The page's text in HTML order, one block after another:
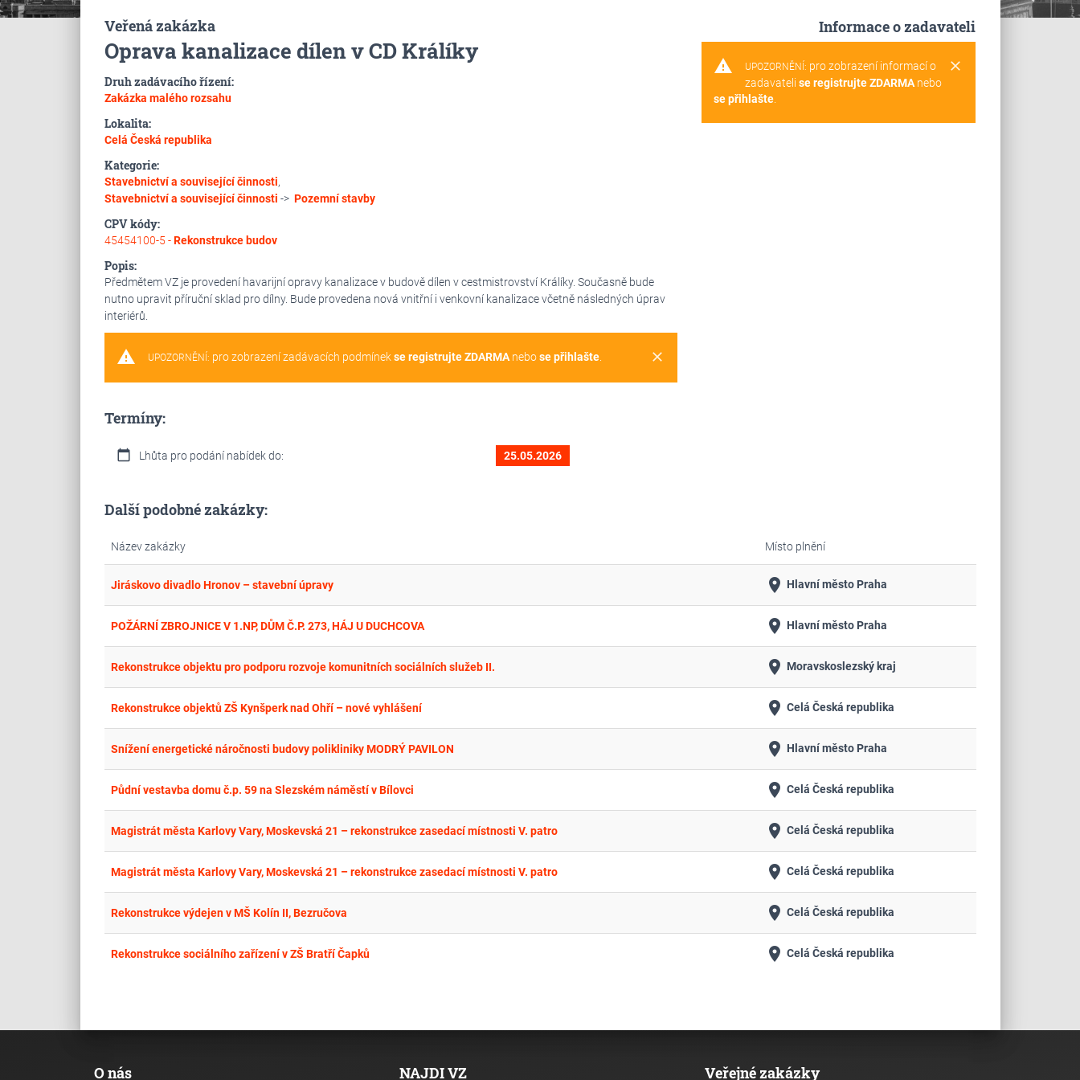
Veřená zakázka
Oprava kanalizace dílen v CD Králíky
Druh zadávacího řízení:
Zakázka malého rozsahu
Lokalita:
Celá Česká republika
Kategorie:
Stavebnictví a související činnosti,
Stavebnictví a související činnosti -> Pozemní stavby
CPV kódy:
45454100-5 -Rekonstrukce budov
Popis:
Předmětem VZ je provedení havarijní opravy kanalizace v budově dílen v cestmistrovství Králíky. Současně bude
nutno upravit příruční sklad pro dílny. Bude provedena nová vnitřní i venkovní kanalizace včetně následných úprav
interiérů.
warning clear
UPOZORNĚNÍ: pro zobrazení zadávacích podmínekse registrujte ZDARMAnebose přihlašte.
Termíny:
calendar_today Lhůta pro podání nabídek do: 25.05.2026
Informace o zadavateli
warning clear
UPOZORNĚNÍ: pro zobrazení informací o
zadavateli se registrujte ZDARMAnebo
se přihlašte.
Další podobné zakázky:
Název zakázky Místo plnění
Jiráskovo divadlo Hronov – stavební úpravy place Hlavní město Praha
POŽÁRNÍ ZBROJNICE V 1.NP, DŮM Č.P. 273, HÁJ U DUCHCOVA place Hlavní město Praha
Rekonstrukce objektu pro podporu rozvoje komunitních sociálních služeb II. place Moravskoslezský kraj
Rekonstrukce objektů ZŠ Kynšperk nad Ohří – nové vyhlášení place Celá Česká republika
Snížení energetické náročnosti budovy polikliniky MODRÝ PAVILON place Hlavní město Praha
Půdní vestavba domu č.p. 59 na Slezském náměstí v Bílovci place Celá Česká republika
Magistrát města Karlovy Vary, Moskevská 21 – rekonstrukce zasedací místnosti V. patro place Celá Česká republika
Magistrát města Karlovy Vary, Moskevská 21 – rekonstrukce zasedací místnosti V. patro place Celá Česká republika
Rekonstrukce výdejen v MŠ Kolín II, Bezručova place Celá Česká republika
Rekonstrukce sociálního zařízení v ZŠ Bratří Čapků place Celá Česká republika
O nás NAJDI VZ Veřejné zakázky